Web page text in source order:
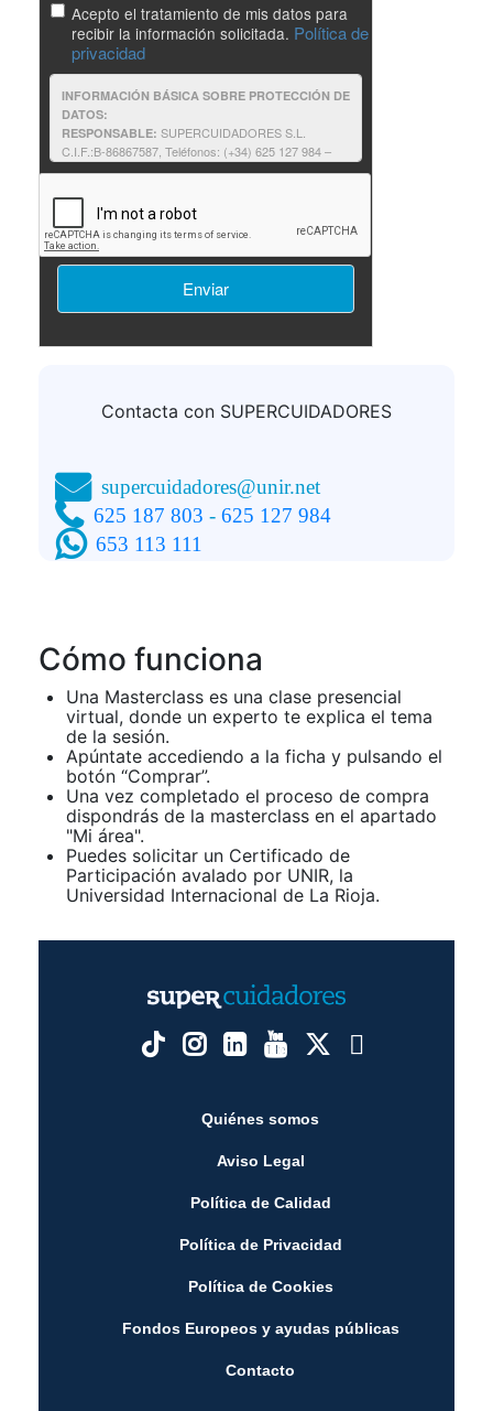
Acepto el tratamiento de mis datos para
recibir la información solicitada. Política de
privacidad
INFORMACIÓN BÁSICA SOBRE PROTECCIÓN DE
DATOS:
RESPONSABLE: SUPERCUIDADORES S.L.
C.I.F.:B-86867587, Teléfonos: (+34) 625 127 984 –
su solicitud de información, así como proporcionarle
cualquier otra relacionada que pudiera resultar de su
interés relativa a formación impartida por
SUPERCUIDADORES.
No comunicamos sus datos fuera
de nuestra organización o empresas afines.
información adicional.
privacidadContacta con SUPERCUIDADORES
supercuidadores@unir.net
625 187 803 - 625 127 984
653 113 111
Cómo funciona
Una Masterclass es una clase presencial
virtual, donde un experto te explica el tema
de la sesión.
Apúntate accediendo a la ficha y pulsando el
botón “Comprar”.
Una vez completado el proceso de compra
dispondrás de la masterclass en el apartado
"Mi área".
Puedes solicitar un Certificado de
Participación avalado por UNIR, la
Universidad Internacional de La Rioja.
Quiénes somos
Aviso Legal
Política de Calidad
Política de Privacidad
Política de Cookies
Fondos Europeos y ayudas públicas
Contacto